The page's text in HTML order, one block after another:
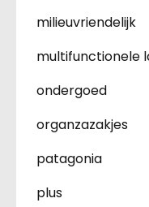
milieuvriendelijk
multifunctionele
ondergoed
organzazakjes
patagonia
plus